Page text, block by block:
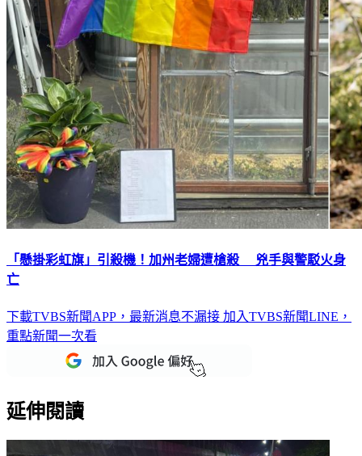
「懸掛彩虹旗」引殺機！加州老婦遭槍殺 兇手與警駁火身
亡
下載TVBS新聞APP，最新消息不漏接 加入TVBS新聞LINE，
重點新聞一次看
延伸閱讀